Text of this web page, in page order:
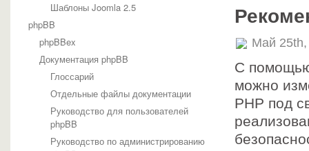
Шаблоны Joomla 2.5
phpBB
phpBBex
Документация phpBB
Глоссарий
Отдельные файлы документации
Руководство для пользователей
phpBB
Руководство по администрированию
Май
С
можно
PHP под